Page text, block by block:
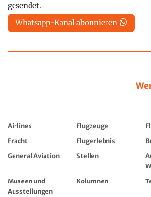
gesendet.
Whatsapp-Kanal abonnieren
Airlines Flugzeuge
Fracht
Flugerlebnis
General Aviation
Stellen
Museen und
Ausstellungen
Kolumnen